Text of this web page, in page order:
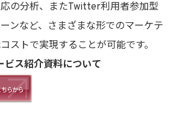
の分析、またTwitter利用者参加型
ンなど、さまざまな形でのマーケテ
ストで実現することが可能です。
ス紹介資料について